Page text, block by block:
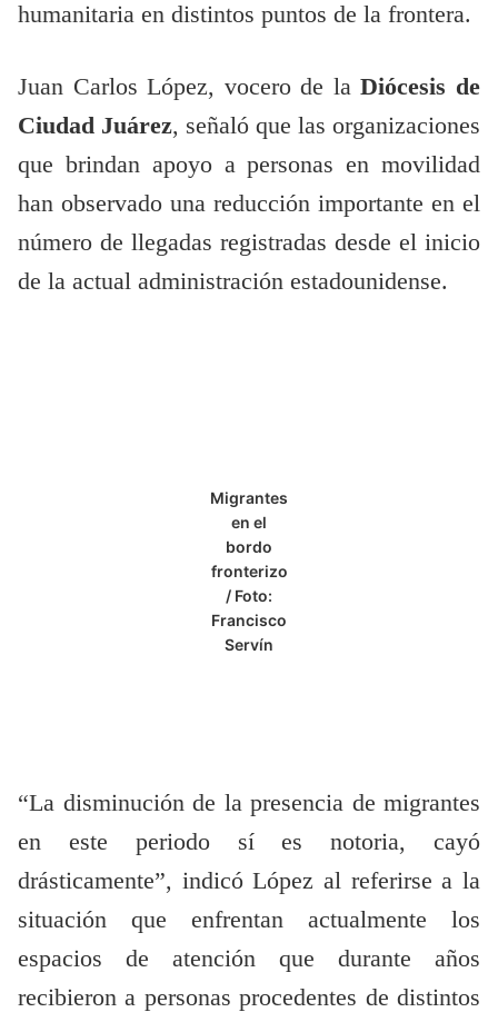
humanitaria en distintos puntos de la frontera.
Juan Carlos López, vocero de laDiócesis de
Ciudad Juárez, señaló que las organizaciones
que brindan apoyo a personas en movilidad
han observado una reducción importante en el
número de llegadas registradas desde el inicio
de la actual administración estadounidense.
Migrantes
en el
bordo
fronterizo
/ Foto:
Francisco
Servín
“La disminución de la presencia de migrantes
en este periodo sí es notoria, cayó
drásticamente”, indicó López al referirse a la
situación que enfrentan actualmente los
espacios de atención que durante años
recibieron a personas procedentes de distintos